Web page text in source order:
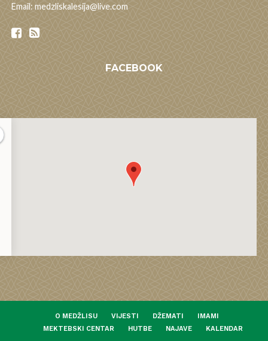
Email: medzliskalesija@live.com
FACEBOOK
O MEDŽLISU VIJESTI DŽEMATI
IMAMI
MEKTEBSKI CENTAR
HUTBE NAJAVE KALENDAR